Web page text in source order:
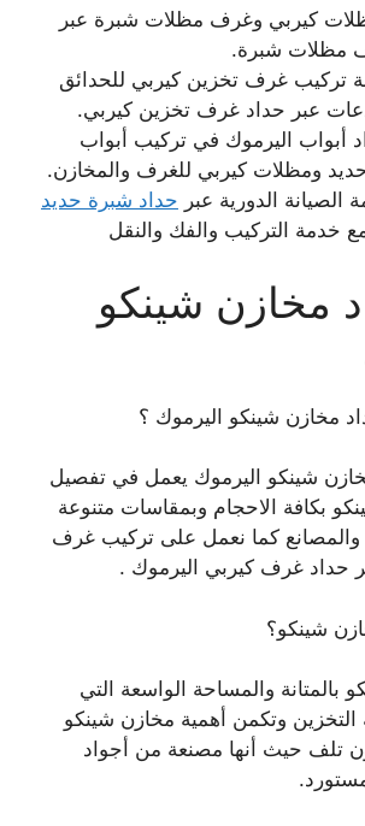
كيربي وغرف مظلات شبرة عبر
مظلات شبرة.
تركيب غرف تخزين كيربي للحدائق
عبر حداد غرف تخزين كيربي.
أبواب اليرموك في تركيب أبواب
ومظلات كيربي للغرف والمخازن.
الصيانة الدورية عبر حداد شبرة حديد
خدمة التركيب والفك والنقل
مخازن شينكو
مخازن شينكو اليرموك ؟
شينكو اليرموك يعمل في تفصيل
بكافة الاحجام وبمقاسات متنوعة
والمصانع كما نعمل على تركيب غرف
حداد غرف كيربي اليرموك .
شينكو؟
بالمتانة والمساحة الواسعة التي
التخزين وتكمن أهمية مخازن شينكو
تلف حيث أنها مصنعة من أجواد